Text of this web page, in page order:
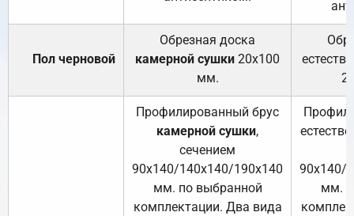
Пол черновой
Обрезная доска
камерной сушки 20х100
мм.
Профилированный брус
камерной сушки,
сечением
90х140/140х140/190х140
мм. по выбранной
комплектации. Два вида
90х140/
мм.